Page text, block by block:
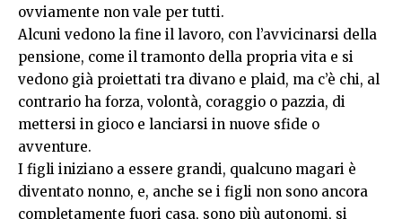
ovviamente non vale per tutti.
Alcuni vedono la fine il lavoro, con l’avvicinarsi della
pensione, come il tramonto della propria vita e si
vedono già proiettati tra divano e plaid, ma c’è chi, al
contrario ha forza, volontà, coraggio o pazzia, di
mettersi in gioco e lanciarsi in nuove sfide o
avventure.
I figli iniziano a essere grandi, qualcuno magari è
diventato nonno, e, anche se i figli non sono ancora
completamente fuori casa, sono più autonomi, si